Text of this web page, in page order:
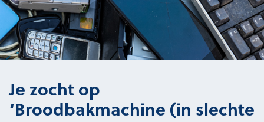
Je zocht op
‘Broodbakmachine (in slechte